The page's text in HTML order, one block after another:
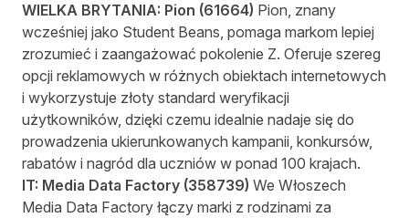
WIELKA BRYTANIA: Pion (61664) Pion, znany
wcześniej jako Student Beans, pomaga markom lepiej
zrozumieć i zaangażować pokolenie Z. Oferuje szereg
opcji reklamowych w różnych obiektach internetowych
i wykorzystuje złoty standard weryfikacji
użytkowników, dzięki czemu idealnie nadaje się do
prowadzenia ukierunkowanych kampanii, konkursów,
rabatów i nagród dla uczniów w ponad 100 krajach.
IT: Media Data Factory (358739) We Włoszech
Media Data Factory łączy marki z rodzinami za